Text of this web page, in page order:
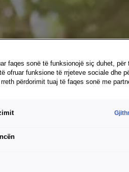
faqes sonë të funksionojë siç duhet, për
ofruar funksione të rrjeteve sociale dhe
përdorimit tuaj të faqes sonë me